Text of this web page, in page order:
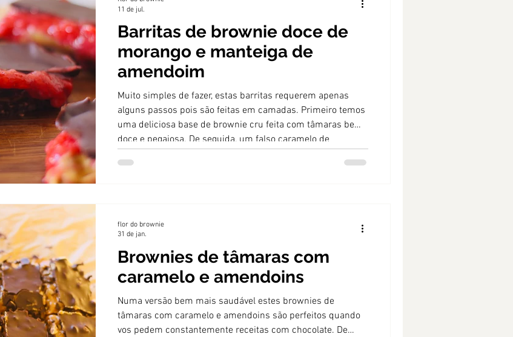
Barritas de brownie doce de
morango e manteiga de
amendoim
Muito simples de fazer, estas barritas requerem apenas
alguns passos pois são feitas em camadas. Primeiro temos
uma deliciosa base de brownie cru feita com tâmaras bem
doce e pegajosa. De seguida, um falso caramelo de
bem rápido de fazer que nada mais é do que morangos
11 de jul.
Brownies de tâmaras com
caramelo e amendoins
Numa versão bem mais saudável estes brownies de
tâmaras com caramelo e amendoins são perfeitos quando
vos pedem constantemente receitas com chocolate. De
flor do brownie
31 de jan.